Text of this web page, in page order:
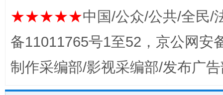
★★★★★中国/公众/公共/全民/
备11011765号1至52，京公网安
制作采编部/影视采编部/发布广